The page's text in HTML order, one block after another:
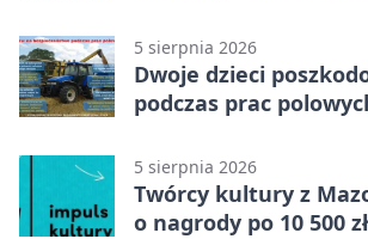
5 sierpnia 2026
Dwoje dzieci
podczas prac
5 sierpnia 2026
Twórcy kultury z
o nagrody po 10 500 zł